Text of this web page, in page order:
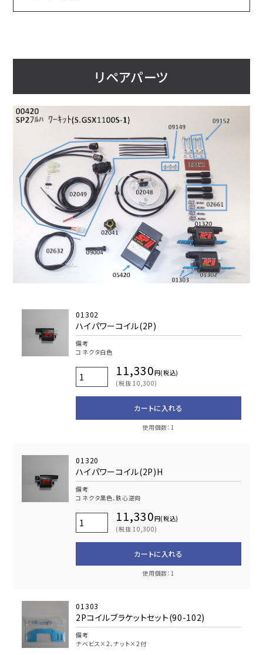
リペアパーツ
01302
ハイパワーコイル(2P)
備考
コネクタ白色
11,330円(税込)
(税抜 10,300)
カートに入れる
使用個数：1
01320
ハイパワーコイル(2P)H
備考
コネクタ黒色､鉄心逆向
11,330円(税込)
(税抜 10,300)
カートに入れる
使用個数：1
01303
2Pコイルブラケットセット(90-102)
備考
ナベビス×2､ナット×2付